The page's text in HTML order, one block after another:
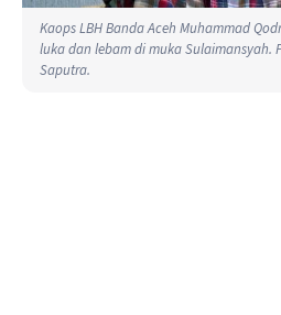
Kaops LBH Banda Aceh Muhammad
luka dan lebam di muka Sulaimansyah.
Saputra.